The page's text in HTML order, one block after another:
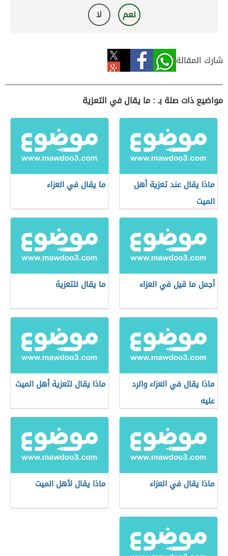
نعم لا
شارك المقالة
مواضيع ذات صلة بـ : ما يقال في التعزية
ماذا يقال عند تعزية أهل
الميت
ما يقال في العزاء
أجمل ما قيل في العزاء ما يقال للتعزية
ماذا يقال في العزاء والرد
عليه
ماذا يقال لتعزية أهل الميت
ماذا يقال في العزاء ماذا يقال لأهل الميت